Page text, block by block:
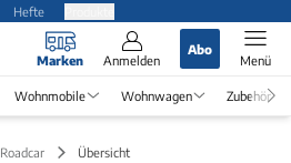
Hefte
Marken Anmelden
Abo
Menü
Wohnmobile Wohnwagen Zubehör
Roadcar Übersicht